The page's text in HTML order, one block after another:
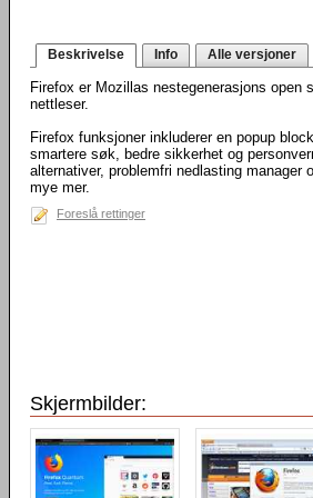
Beskrivelse Info Alle versjoner
Firefox er Mozillas nestegenerasjons open
nettleser.
Firefox funksjoner inkluderer en popup
smartere søk, bedre sikkerhet og
alternativer, problemfri nedlasting manager
mye mer.
Foreslå rettinger
Skjermbilder: